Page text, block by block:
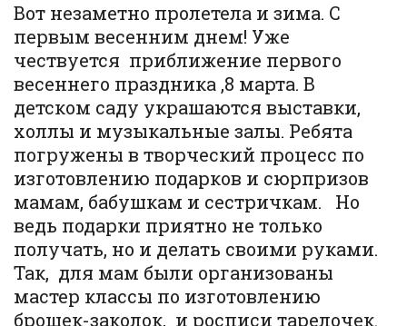
Вот незаметно пролетела и зима. С
первым весенним днем! Уже
чествуется приближение первого
весеннего праздника ,8 марта. В
детском саду украшаются выставки,
холлы и музыкальные залы. Ребята
погружены в творческий процесс по
изготовлению подарков и сюрпризов
мамам, бабушкам и сестричкам. Но
ведь подарки приятно не только
получать, но и делать своими руками.
Так, для мам были организованы
мастер классы по изготовлению
брошек-заколок, и росписи тарелочек.